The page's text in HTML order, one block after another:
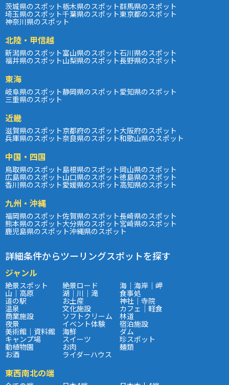
茨城県のスポット栃木県のスポット群馬県のスポット
埼玉県のスポット千葉県のスポット東京都のスポット
神奈川県のスポット
北陸・甲信越
新潟県のスポット富山県のスポット石川県のスポット
福井県のスポット山梨県のスポット長野県のスポット
東海
岐阜県のスポット静岡県のスポット愛知県のスポット
三重県のスポット
近畿
滋賀県のスポット京都府のスポット大阪府のスポット
兵庫県のスポット奈良県のスポット和歌山県のスポット
中国・四国
鳥取県のスポット島根県のスポット岡山県のスポット
広島県のスポット山口県のスポット徳島県のスポット
香川県のスポット愛媛県のスポット高知県のスポット
九州・沖縄
福岡県のスポット佐賀県のスポット長崎県のスポット
熊本県のスポット大分県のスポット宮崎県のスポット
鹿児島県のスポット沖縄県のスポット
詳細条件からツーリングスポットを探す
ジャンル
絶景スポット 絶景ロード 海｜海岸｜岬
山｜高原 湖｜川｜滝 食事処
道の駅 お土産 神社｜寺院
温泉 文化施設 カフェ｜軽食
商業施設 ソフトクリーム 林道
夜景 イベント体験 宿泊施設
美術館｜資料館 海鮮 ダム
キャンプ場 スイーツ 珍スポット
動植物園 お肉 麺類
お酒 ライダーハウス
東西南北の端